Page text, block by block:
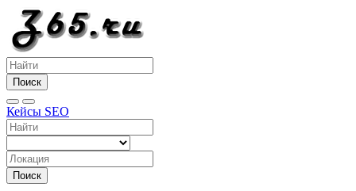
Поиск
Кейсы SEO
Поиск